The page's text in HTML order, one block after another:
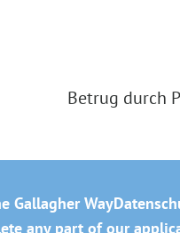
Betrug durch
Gallagher Way
any part of our